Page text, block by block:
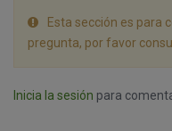
Esta sección es para
pregunta, por favor
Inicia la sesión para